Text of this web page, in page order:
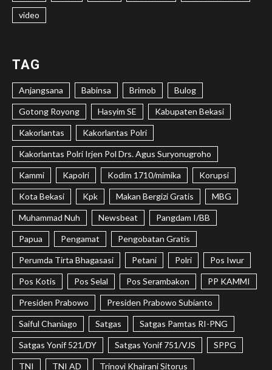
video
TAG
Anjangsana Babinsa Brimob Bulog
Gotong Royong Hasyim SE Kabupaten Bekasi
Kakorlantas Kakorlantas Polri
Kakorlantas Polri Irjen Pol Drs. Agus Suryonugroho
Kammi Kapolri Kodim 1710/mimika Korupsi
Kota Bekasi Kpk Makan Bergizi Gratis MBG
Muhammad Nuh Newsbeat Pangdam I/BB
Papua Pengamat Pengobatan Gratis
Perumda Tirta Bhagasasi Petani Polri Pos Iwur
Pos Kotis Pos Selal Pos Serambakon PP KAMMI
Presiden Prabowo Presiden Prabowo Subianto
Saiful Chaniago Satgas Satgas Pamtas RI-PNG
Satgas Yonif 521/DY Satgas Yonif 751/VJS SPPG
TNI TNI AD Trinovi Khairani Sitorus